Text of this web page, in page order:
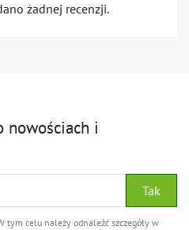
żadnej recenzji.
nowościach i
tym celu należy odnaleźć szczegóły w